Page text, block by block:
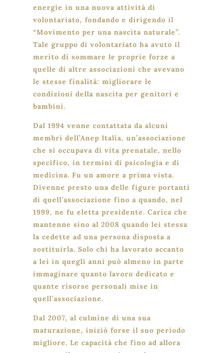
energie in una nuova attività di
volontariato, fondando e dirigendo il
“Movimento per una nascita naturale”.
Tale gruppo di volontariato ha avuto il
merito di sommare le proprie forze a
quelle di altre associazioni che avevano
le stesse finalità: migliorare le
condizioni della nascita per genitori e
bambini.
Dal 1994 venne contattata da alcuni
membri dell’Anep Italia, un’associazione
che si occupava di vita prenatale, nello
specifico, in termini di psicologia e di
medicina. Fu un amore a prima vista.
Divenne presto una delle figure portanti
di quell’associazione fino a quando, nel
1999, ne fu eletta presidente. Carica che
mantenne sino al 2008 quando lei stessa
la cedette ad una persona disposta a
sostituirla. Solo chi ha lavorato accanto
a lei in quegli anni può almeno in parte
immaginare quanto lavoro dedicato e
quante risorse personali mise in
quell’associazione.
Dal 2007, al culmine di una sua
maturazione, iniziò forse il suo periodo
migliore. Le capacità che fino ad allora